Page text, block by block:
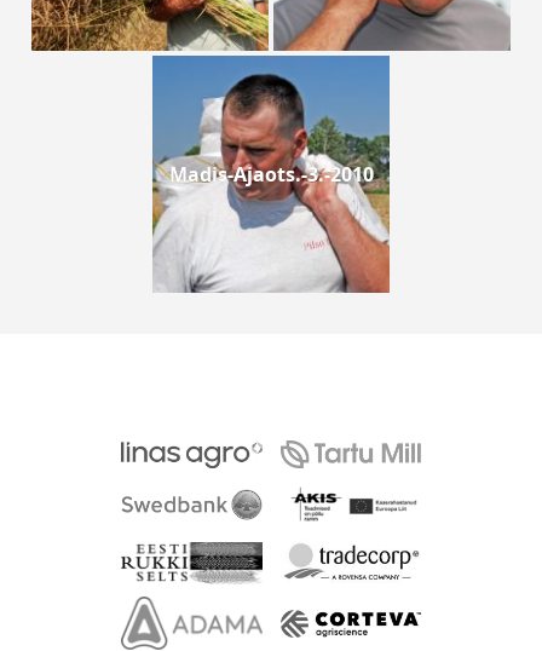
Madis-Ajaots.-3.-2010